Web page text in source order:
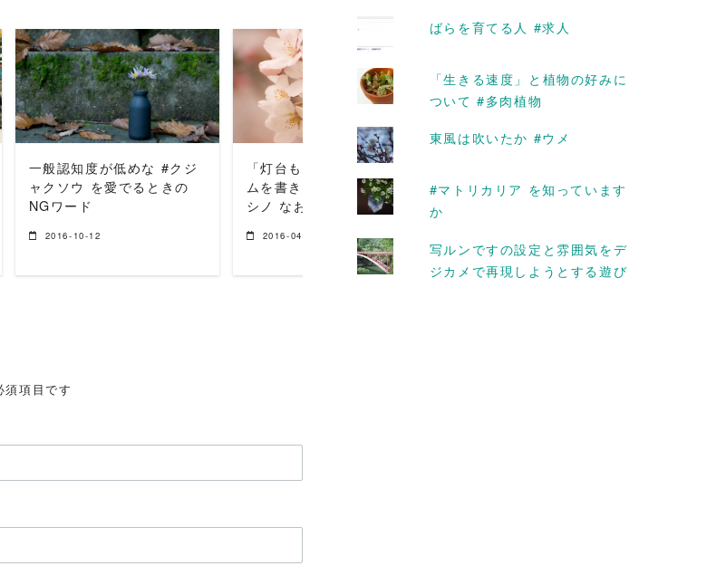
READ MORE
一般認知度が低めな #クジ
ャクソウ を愛でるときの
NGワード
2016-10-12
READ MORE
「灯台もと暮らし」でコラ
ムを書きました #ソメイヨ
シノ なお願い
2016-04-06
READ MORE
月前の仕掛けが今ごろ利い
須項目です
ばらを育てる人 #求人
「生きる速度」と植物の好みに
ついて #多肉植物
東風は吹いたか #ウメ
#マトリカリア を知っています
か
写ルンですの設定と雰囲気をデ
ジカメで再現しようとする遊び